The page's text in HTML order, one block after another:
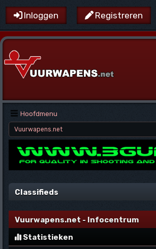
Inloggen Registreren
Hoofdmenu
Vuurwapens.net
Classifieds
Vuurwapens.net - Infocentrum
Statistieken